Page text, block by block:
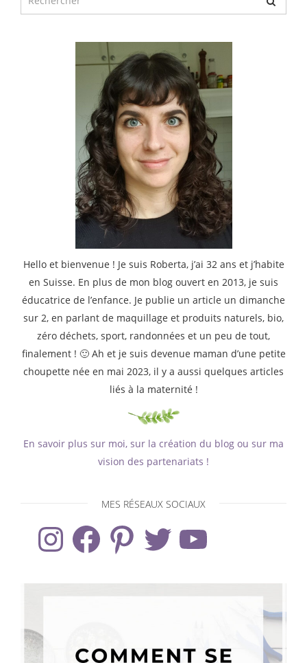
pour
:
Hello et bienvenue ! Je suis Roberta, j’ai 32 ans et j’habite
en Suisse. En plus de mon blog ouvert en 2013, je suis
éducatrice de l’enfance. Je publie un article un dimanche
sur 2, en parlant de maquillage et produits naturels, bio,
zéro déchets, sport, randonnées et un peu de tout,
finalement ! 🙂 Ah et je suis devenue maman d’une petite
choupette née en mai 2023, il y a aussi quelques articles
liés à la maternité !
En savoir plus sur moi, sur la création du blog ou sur ma
vision des partenariats !
MES RÉSEAUX SOCIAUX
InstagramFacebook PinterestTwitter YouTube